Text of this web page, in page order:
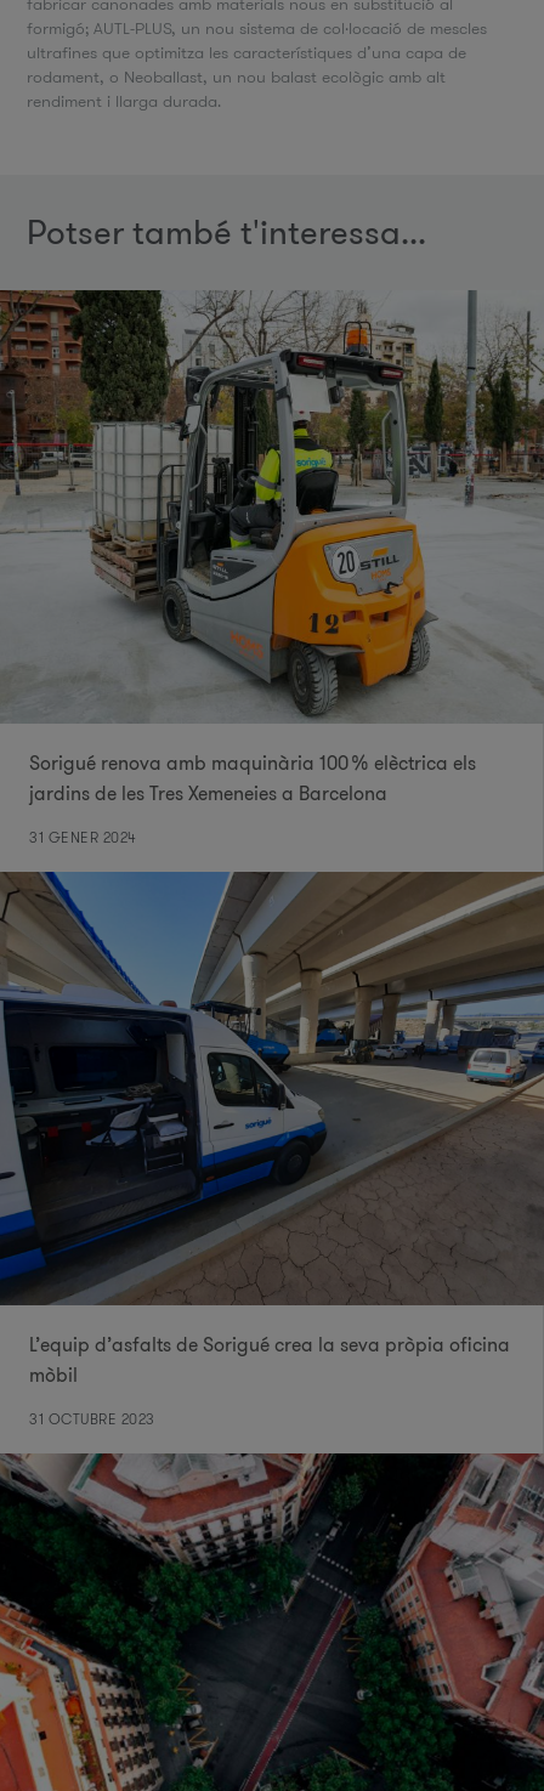
formigó; AUTL-PLUS, un nou sistema de col·locació de mescles
ultrafines que optimitza les característiques d’una capa de
rodament, o Neoballast, un nou balast ecològic amb alt
rendiment i llarga durada.
Potser també t'interessa...
Sorigué renova amb maquinària 100 % elèctrica els
jardins de les Tres Xemeneies a Barcelona
31 GENER 2024
L’equip d’asfalts de Sorigué crea la seva pròpia oficina
mòbil
31 OCTUBRE 2023